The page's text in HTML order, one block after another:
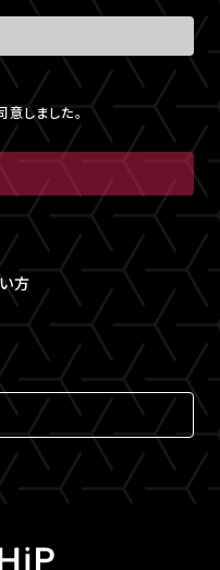
意しました。
方